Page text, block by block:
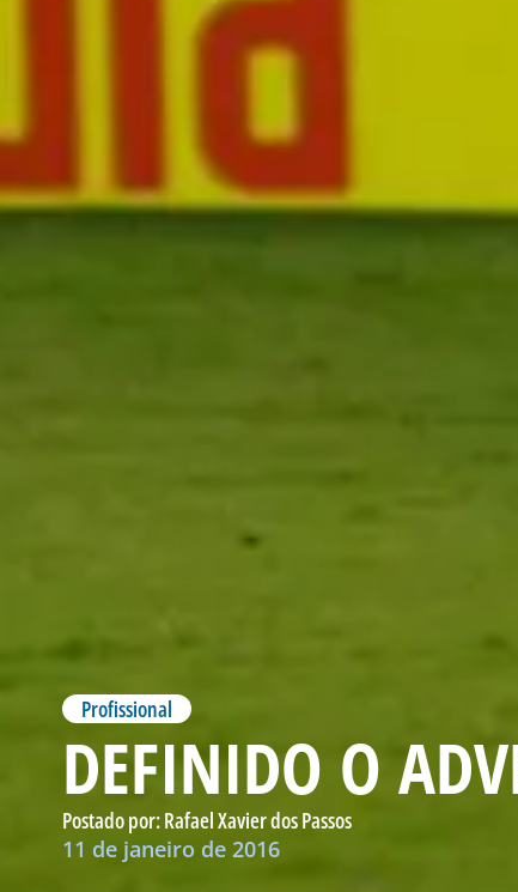
Profissional
DEFINIDO O
Postado por:Rafael Xavier dos Passos
11 de janeiro de 2016